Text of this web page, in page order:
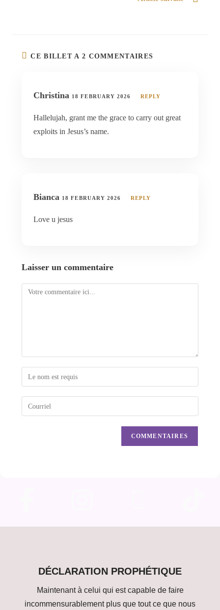
CE BILLET A 2 COMMENTAIRES
Christina 18 FEBRUARY 2026 REPLY
Hallelujah, grant me the grace to carry out great
exploits in Jesus’s name.
Bianca 18 FEBRUARY 2026 REPLY
Love u jesus
Laisser un commentaire
DÉCLARATION PROPHÉTIQUE
Maintenant à celui qui est capable de faire
incommensurablement plus que tout ce que nous